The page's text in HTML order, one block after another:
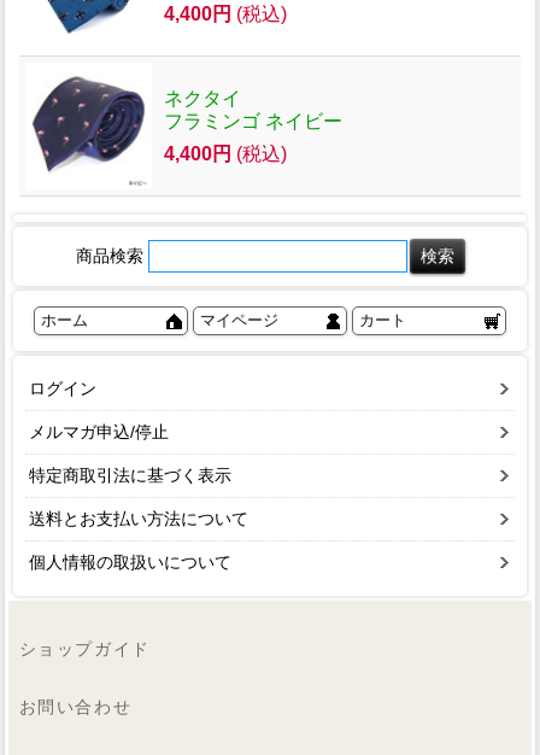
4,400円 (税込)
ネクタイ
フラミンゴ ネイビー
4,400円 (税込)
商品検索
ホーム マイページ カート
ログイン
メルマガ申込/停止
特定商取引法に基づく表示
送料とお支払い方法について
個人情報の取扱いについて
ショップガイド
お問い合わせ